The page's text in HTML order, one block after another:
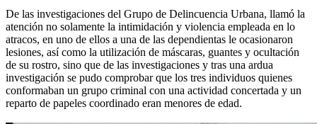
De las investigaciones del Grupo de Delincuencia Urbana, llamó la
atención no solamente la intimidación y violencia empleada en lo
atracos, en uno de ellos a una de las dependientas le ocasionaron
lesiones, así como la utilización de máscaras, guantes y ocultación
de su rostro, sino que de las investigaciones y tras una ardua
investigación se pudo comprobar que los tres individuos quienes
conformaban un grupo criminal con una actividad concertada y un
reparto de papeles coordinado eran menores de edad.